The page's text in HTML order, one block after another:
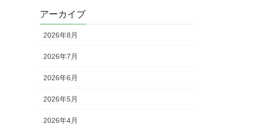
アーカイブ
2026年8月
2026年7月
2026年6月
2026年5月
2026年4月